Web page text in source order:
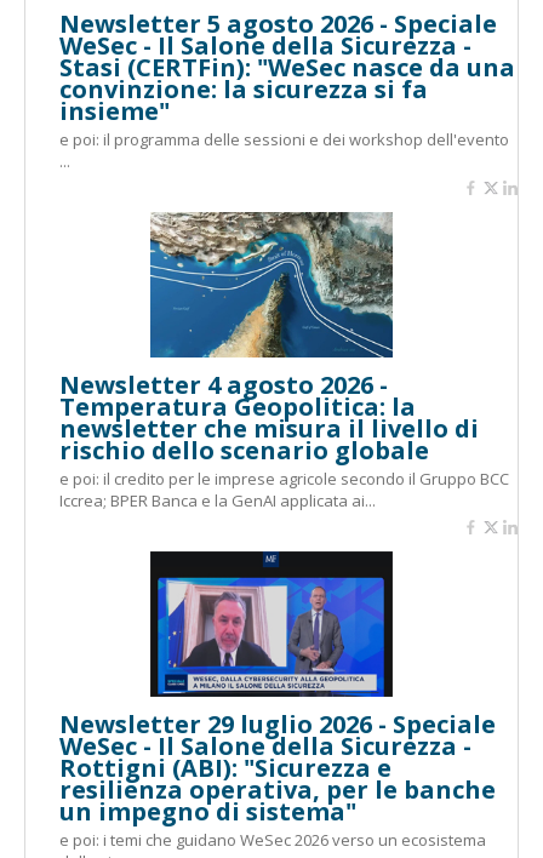
Newsletter 5 agosto 2026 - Speciale
WeSec - Il Salone della Sicurezza -
Stasi (CERTFin): "WeSec nasce da una
convinzione: la sicurezza si fa
insieme"
e poi: il programma delle sessioni e dei workshop dell'evento
...
Newsletter 4 agosto 2026 -
Temperatura Geopolitica: la
newsletter che misura il livello di
rischio dello scenario globale
e poi: il credito per le imprese agricole secondo il Gruppo BCC
Iccrea; BPER Banca e la GenAI applicata ai...
Newsletter 29 luglio 2026 - Speciale
WeSec - Il Salone della Sicurezza -
Rottigni (ABI): "Sicurezza e
resilienza operativa, per le banche
un impegno di sistema"
e poi: i temi che guidano WeSec 2026 verso un ecosistema